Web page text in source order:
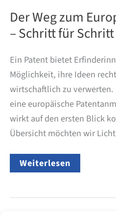
Der Weg zum
– Schritt für
Ein Patent bietet
Möglichkeit, ihre Ideen
wirtschaftlich zu
eine europäische
wirkt auf den ersten Blick
Übersicht möchten wir
Der
Weg
Patent
Weiterlesen